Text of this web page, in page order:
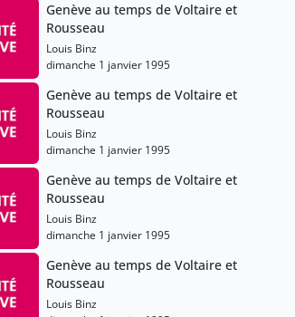
Genève au temps de Voltaire et
Rousseau
Louis Binz
dimanche 1 janvier 1995
Genève au temps de Voltaire et
Rousseau
Louis Binz
dimanche 1 janvier 1995
Genève au temps de Voltaire et
Rousseau
Louis Binz
dimanche 1 janvier 1995
Genève au temps de Voltaire et
Rousseau
Louis Binz